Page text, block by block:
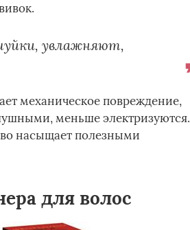
увлажняют,
механическое повреждение,
меньше электризуются.
насыщает полезными
для волос